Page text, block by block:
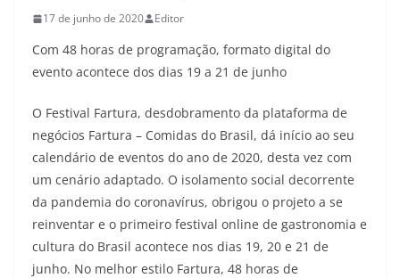
17 de junho de 2020 Editor
Com 48 horas de programação, formato digital do
evento acontece dos dias 19 a 21 de junho
O Festival Fartura, desdobramento da plataforma de
negócios Fartura – Comidas do Brasil, dá início ao seu
calendário de eventos do ano de 2020, desta vez com
um cenário adaptado. O isolamento social decorrente
da pandemia do coronavírus, obrigou o projeto a se
reinventar e o primeiro festival online de gastronomia e
cultura do Brasil acontece nos dias 19, 20 e 21 de
junho. No melhor estilo Fartura, 48 horas de